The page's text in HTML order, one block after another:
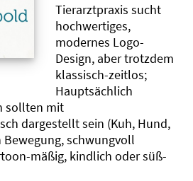
Tierarztpraxis sucht
hochwertiges,
modernes Logo-
Design, aber trotzdem
klassisch-zeitlos;
Hauptsächlich
sollten mit
dargestellt sein (Kuh, Hund,
Bewegung, schwungvoll
mäßig, kindlich oder süß-